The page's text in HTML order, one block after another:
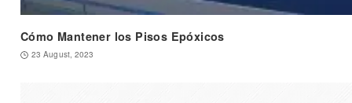
Cómo Mantener los Pisos Epóxicos
23 August, 2023